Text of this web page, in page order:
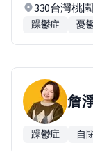
330台灣桃
躁鬱症 憂
詹
躁鬱症 自